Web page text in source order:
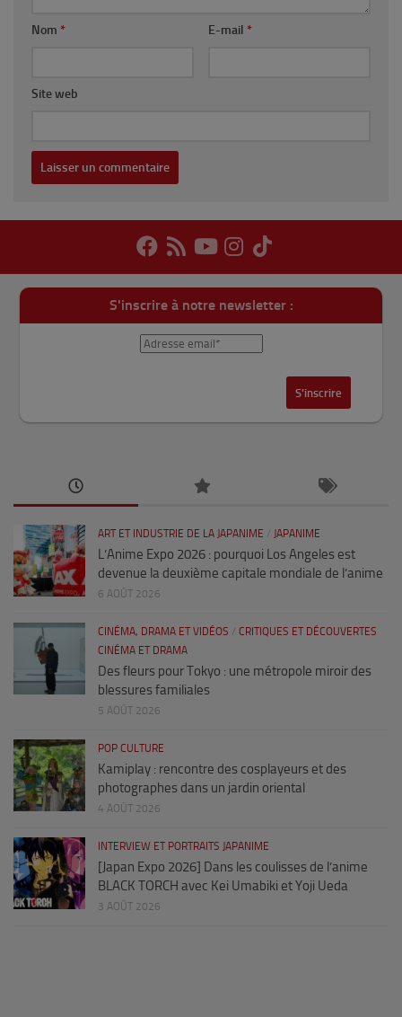
Nom * E-mail *
Site web
S'inscrire à notre newsletter :
ART ET INDUSTRIE DE LA JAPANIME / JAPANIME
L’Anime Expo 2026 : pourquoi Los Angeles est
devenue la deuxième capitale mondiale de l’anime
6 AOÛT 2026
CINÉMA, DRAMA ET VIDÉOS / CRITIQUES ET DÉCOUVERTES
CINÉMA ET DRAMA
Des fleurs pour Tokyo : une métropole miroir des
blessures familiales
5 AOÛT 2026
POP CULTURE
Kamiplay : rencontre des cosplayeurs et des
photographes dans un jardin oriental
4 AOÛT 2026
INTERVIEW ET PORTRAITS JAPANIME
[Japan Expo 2026] Dans les coulisses de l’anime
BLACK TORCH avec Kei Umabiki et Yoji Ueda
3 AOÛT 2026